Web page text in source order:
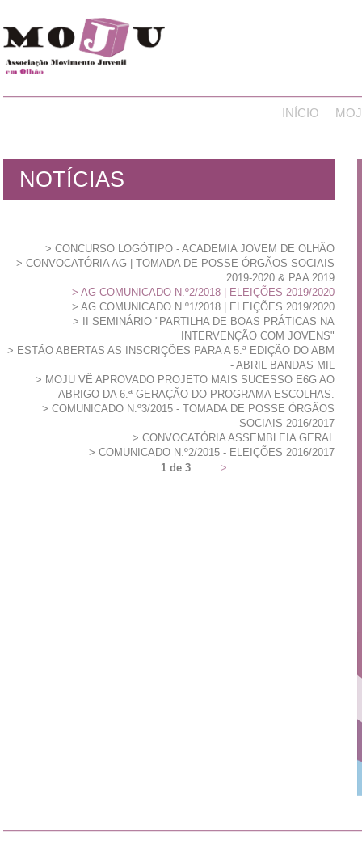
INÍCIO
NOTÍCIAS
CONCURSO LOGÓTIPO - ACADEMIA JOVEM DE OLHÃO
CONVOCATÓRIA AG | TOMADA DE POSSE ÓRGÃOS SOCIAIS
2019-2020 & PAA 2019
AG COMUNICADO N.º2/2018 | ELEIÇÕES 2019/2020
AG COMUNICADO N.º1/2018 | ELEIÇÕES 2019/2020
II SEMINÁRIO "PARTILHA DE BOAS PRÁTICAS NA
INTERVENÇÃO COM JOVENS"
ESTÃO ABERTAS AS INSCRIÇÕES PARA A 5.ª EDIÇÃO DO ABM
- ABRIL BANDAS MIL
MOJU VÊ APROVADO PROJETO MAIS SUCESSO E6G AO
ABRIGO DA 6.ª GERAÇÃO DO PROGRAMA ESCOLHAS.
COMUNICADO N.º3/2015 - TOMADA DE POSSE ÓRGÃOS
SOCIAIS 2016/2017
CONVOCATÓRIA ASSEMBLEIA GERAL
COMUNICADO N.º2/2015 - ELEIÇÕES 2016/2017
1 de 3
>